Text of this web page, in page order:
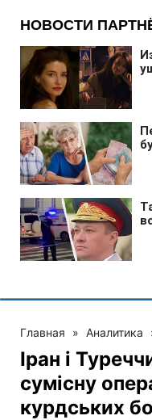
Главная » Аналитика
Іран і
сумісну
курдських